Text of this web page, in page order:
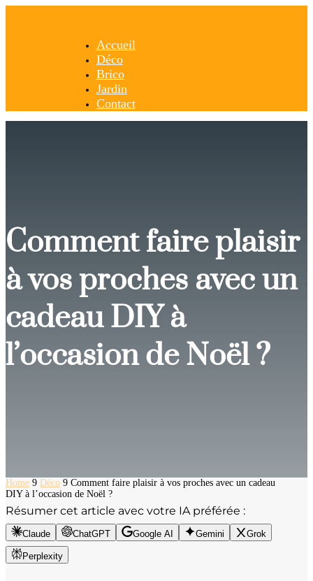
Accueil
Déco
Brico
Jardin
Contact
Comment faire plaisir
à vos proches avec un
cadeau DIY à
l’occasion de Noël ?
Home 9 Déco 9 Comment faire plaisir à vos proches avec un cadeau
DIY à l’occasion de Noël ?
Résumer cet article avec votre IA préférée :
Claude ChatGPT Google AI Gemini Grok
Perplexity